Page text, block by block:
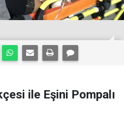
ile Eşini Pompalı